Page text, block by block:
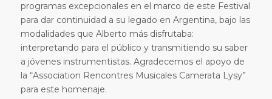
programas excepcionales en el marco de este Festival
para dar continuidad a su legado en Argentina, bajo las
modalidades que Alberto más disfrutaba:
interpretando para el público y transmitiendo su saber
a jóvenes instrumentistas. Agradecemos el apoyo de
la “Association Rencontres Musicales Camerata Lysy”
para este homenaje.